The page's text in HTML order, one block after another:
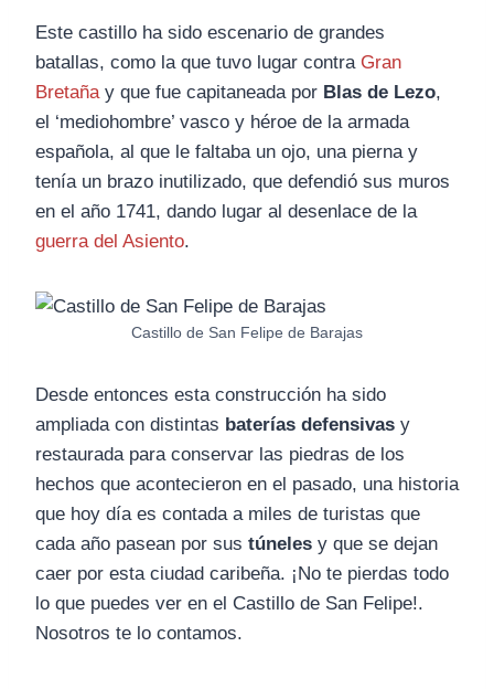
Este castillo ha sido escenario de grandes
batallas, como la que tuvo lugar contra Gran
Bretaña y que fue capitaneada por Blas de Lezo,
el ‘mediohombre’ vasco y héroe de la armada
española, al que le faltaba un ojo, una pierna y
tenía un brazo inutilizado, que defendió sus muros
en el año 1741, dando lugar al desenlace de la
guerra del Asiento.
Castillo de San Felipe de Barajas
Desde entonces esta construcción ha sido
ampliada con distintas baterías defensivas y
restaurada para conservar las piedras de los
hechos que acontecieron en el pasado, una historia
que hoy día es contada a miles de turistas que
cada año pasean por sus túneles y que se dejan
caer por esta ciudad caribeña. ¡No te pierdas todo
lo que puedes ver en el Castillo de San Felipe!.
Nosotros te lo contamos.